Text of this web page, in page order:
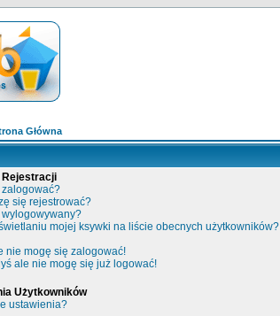
Główna
Rejestracji
się rejestrować?
mojej ksywki na liście obecnych użytkowników?
nie mogę się zalogować!
ale nie mogę się już logować!
Użytkowników
ustawienia?